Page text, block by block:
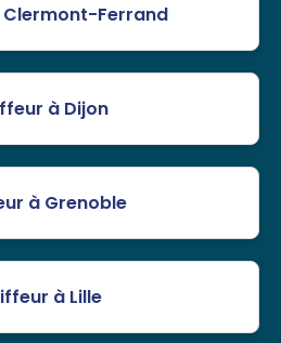
Ferrand
à Dijon
à Grenoble
à Lille